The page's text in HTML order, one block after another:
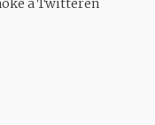
a Twitteren